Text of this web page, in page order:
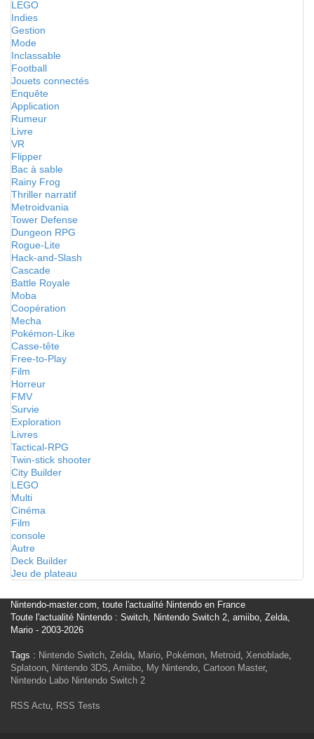
LEGO
Indies
Gestion
Mode
Inclassable
Football
Jouets connectés
Enquête
Application
Rumeur
Livre
VR
Flipper
Bac à sable
Rainy Frog
Thriller narratif
Metroidvania
Tower Defense
Dungeon RPG
Rogue-Lite
Hack-and-Slash
Cascade
Battle Royale
Moba
Coopération
Mecha
Pokémon-Like
Casse-tête
Free-to-Play
Film
Horreur
FMV
Survie
Exploration
Livres
Tactical-RPG
Twin-stick shooter
City Builder
LEGO
Multi
Cinéma
Film
console
Autre
Deck Builder
Jeu de plateau
Nintendo-master.com, toute l'actualité Nintendo en France
Toute l'actualité Nintendo : Switch, Nintendo Switch 2, amiibo, Zelda,
Mario - 2003-2026
Tags : Nintendo Switch, Zelda, Mario, Pokémon, Metroid, Xenoblade,
Splatoon, Nintendo 3DS, Amiibo, My Nintendo, Cartoon Master,
Nintendo Labo Nintendo Switch 2
RSS Actu, RSS Tests